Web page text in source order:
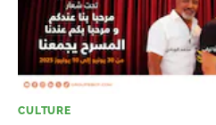
CULTURE